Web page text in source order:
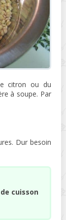
citron ou du
à soupe. Par
Dur besoin
cuisson